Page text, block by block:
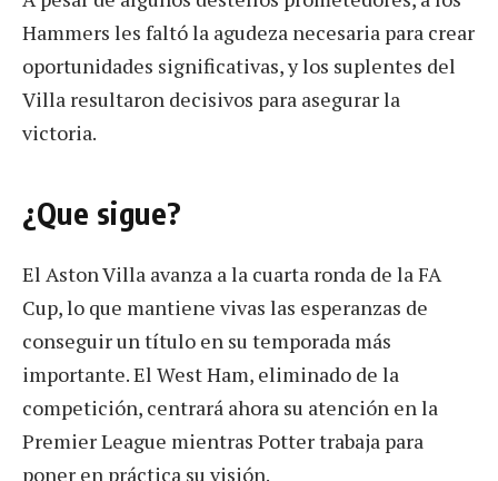
Hammers les faltó la agudeza necesaria para crear
oportunidades significativas, y los suplentes del
Villa resultaron decisivos para asegurar la
victoria.
¿Que sigue?
El Aston Villa avanza a la cuarta ronda de la FA
Cup, lo que mantiene vivas las esperanzas de
conseguir un título en su temporada más
importante. El West Ham, eliminado de la
competición, centrará ahora su atención en la
Premier League mientras Potter trabaja para
poner en práctica su visión.